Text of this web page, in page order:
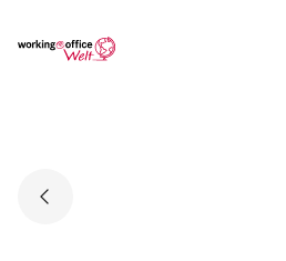
Go to landing page.